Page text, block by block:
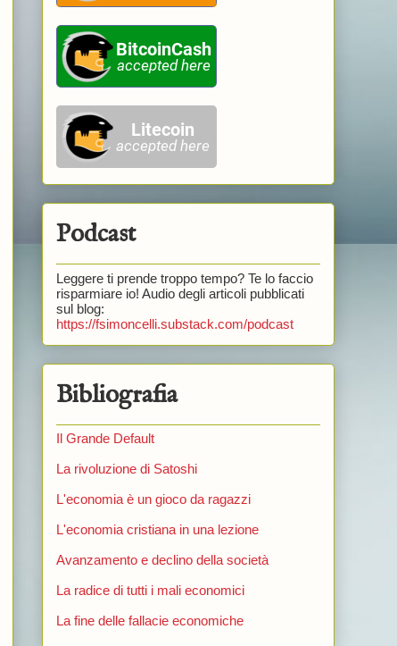
Podcast
Leggere ti prende troppo tempo? Te lo faccio
risparmiare io! Audio degli articoli pubblicati
sul blog:
https://fsimoncelli.substack.com/podcast
Bibliografia
Il Grande Default
La rivoluzione di Satoshi
L'economia è un gioco da ragazzi
L'economia cristiana in una lezione
Avanzamento e declino della società
La radice di tutti i mali economici
La fine delle fallacie economiche